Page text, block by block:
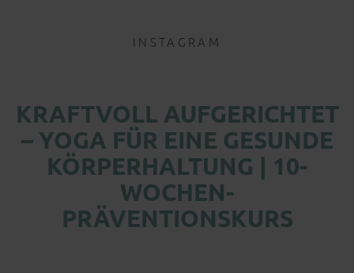
INSTAGRAM
KRAFTVOLL AUFGERICHTET
– YOGA FÜR EINE GESUNDE
KÖRPERHALTUNG | 10-
WOCHEN-
PRÄVENTIONSKURS